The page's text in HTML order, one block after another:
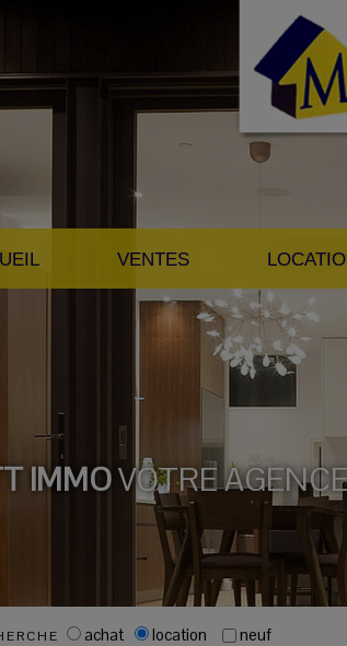
VENTES
IMMOVOTRE
achat location neuf